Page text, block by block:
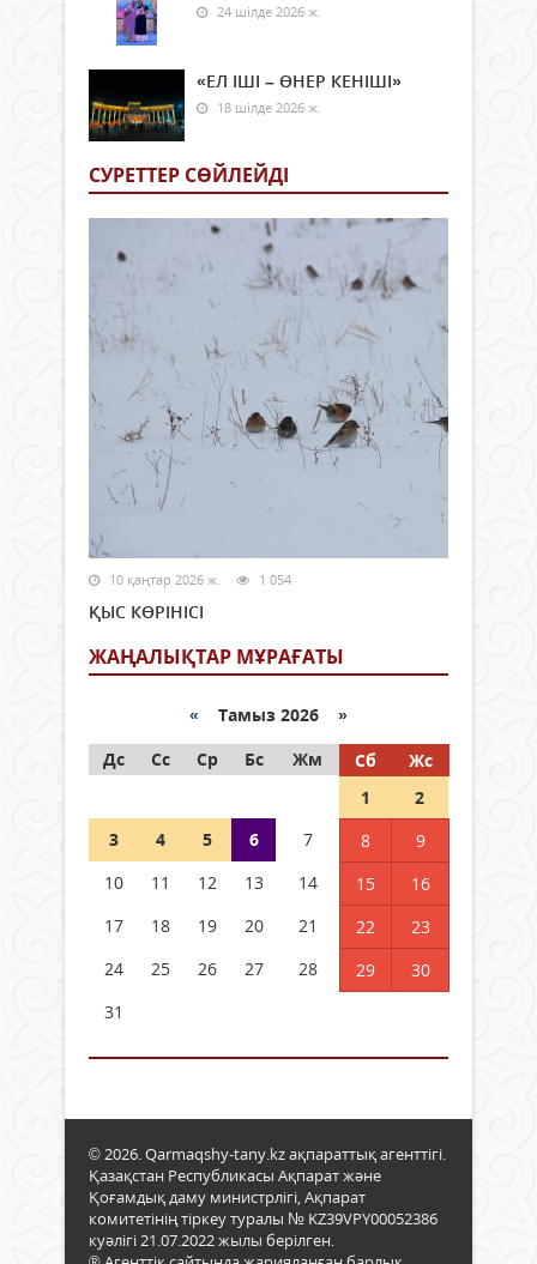
24 шілде 2026 ж.
«ЕЛ ІШІ – ӨНЕР КЕНІШІ»
18 шілде 2026 ж.
СУРЕТТЕР СӨЙЛЕЙДI
10 қаңтар 2026 ж. 1 054
ҚЫС КӨРІНІСІ
ЖАҢАЛЫҚТАР МҰРАҒАТЫ
« Тамыз 2026 »
Дс
Сс Ср Бс Жм Сб
Жс
1
2
3
4 5 6 7 8
9
10
11 12 13 14 15
16
17
18 19 20 21 22
23
24
25 26 27 28 29
30
31
© 2026. Qarmaqshy-tany.kz ақпараттық агенттігі.
Қазақстан Республикасы Ақпарат және
Қоғамдық даму министрлігі, Ақпарат
комитетінің тіркеу туралы № KZ39VPY00052386
куәлігі 21.07.2022 жылы берілген.